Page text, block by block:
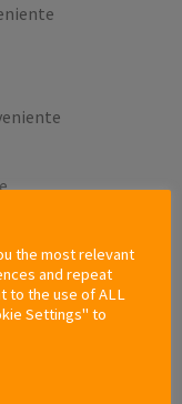
the most relevant
and repeat
to the use of ALL
Settings" to